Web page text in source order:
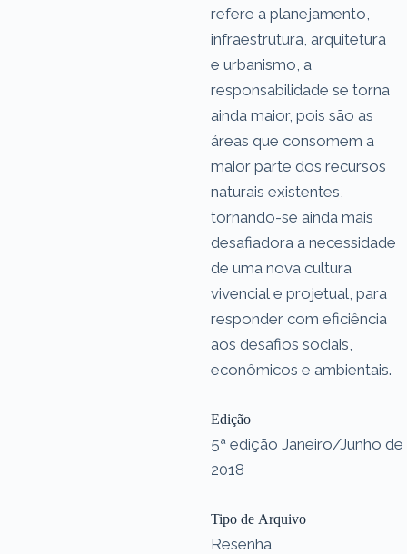
refere a planejamento,
infraestrutura, arquitetura
e urbanismo, a
responsabilidade se torna
ainda maior, pois são as
áreas que consomem a
maior parte dos recursos
naturais existentes,
tornando-se ainda mais
desafiadora a necessidade
de uma nova cultura
vivencial e projetual, para
responder com eficiência
aos desafios sociais,
econômicos e ambientais.
Edição
5ª edição Janeiro/Junho de
2018
Tipo de Arquivo
Resenha